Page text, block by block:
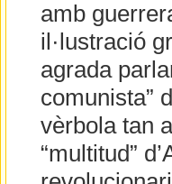
amb
il·lustració
agrada
comunista”
vèrbola tan
“multitud”